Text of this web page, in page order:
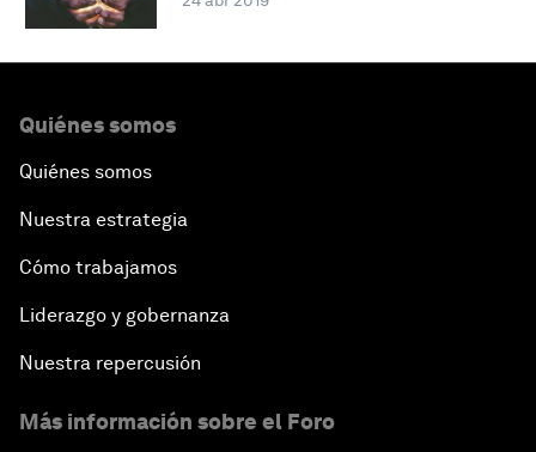
Quiénes somos
Quiénes somos
Nuestra estrategia
Cómo trabajamos
Liderazgo y gobernanza
Nuestra repercusión
Más información sobre el Foro